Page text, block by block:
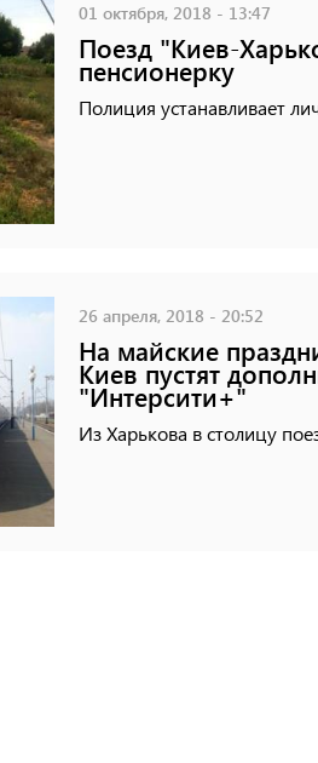
01 октября, 2018 - 13:47
Поезд "Киев-
пенсионерку
Полиция устанавливает
26 апреля, 2018 - 20:52
На майские
Киев пустят
"Интерсити+"
Из Харькова в столицу